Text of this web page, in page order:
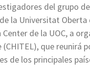
del grupo
la Universitat
de la UOC, a
que reunirá
de los principales